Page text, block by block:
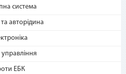
система
авторідина
ЕБК